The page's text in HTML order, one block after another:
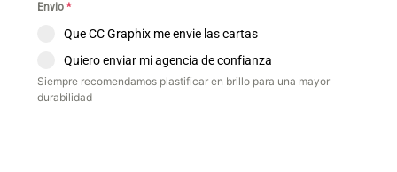
Envio *
Que CC Graphix me envie las cartas
Quiero enviar mi agencia de confianza
Siempre recomendamos plastificar en brillo para una mayor
durabilidad